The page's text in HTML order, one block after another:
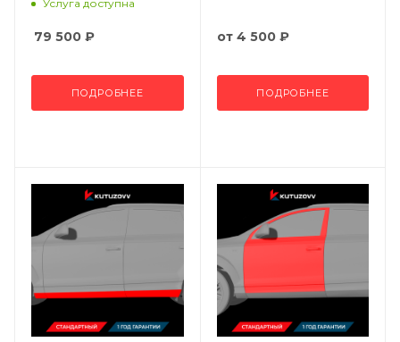
Услуга доступна
79 500 ₽
ПОДРОБНЕЕ
от 4 500 ₽
ПОДРОБНЕЕ